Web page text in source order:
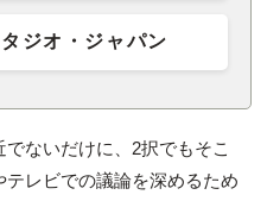
ジオ・ジャパン
ないだけに、2択でもそこ
レビでの議論を深めるため